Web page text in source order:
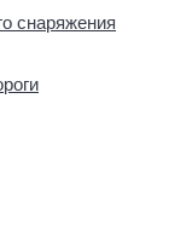
снаряжения